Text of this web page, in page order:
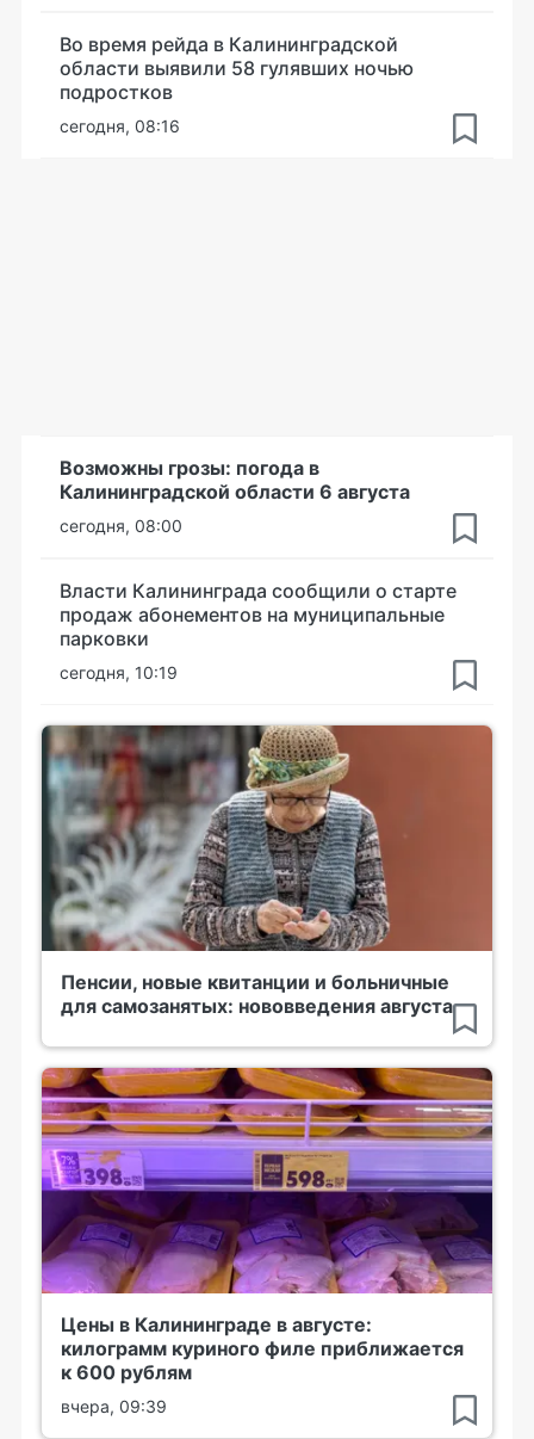
Во время рейда в Калининградской
области выявили 58 гулявших ночью
подростков
сегодня, 08:16
Возможны грозы: погода в
Калининградской области 6 августа
сегодня, 08:00
Власти Калининграда сообщили о старте
продаж абонементов на муниципальные
парковки
сегодня, 10:19
Пенсии, новые квитанции и больничные
для самозанятых: нововведения августа
Цены в Калининграде в августе:
килограмм куриного филе приближается
к 600 рублям
вчера, 09:39